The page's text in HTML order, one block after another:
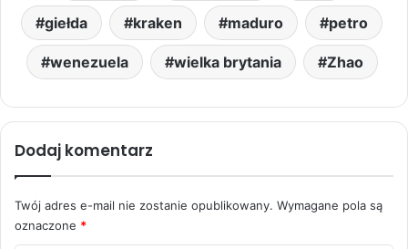
giełda kraken maduro petro
wenezuela wielka brytania Zhao
Dodaj komentarz
Twój adres e-mail nie zostanie opublikowany. Wymagane pola są
oznaczone *